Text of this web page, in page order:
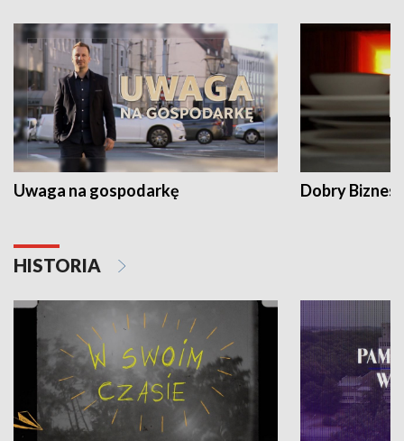
Uwaga na gospodarkę Dobry Biznes
HISTORIA